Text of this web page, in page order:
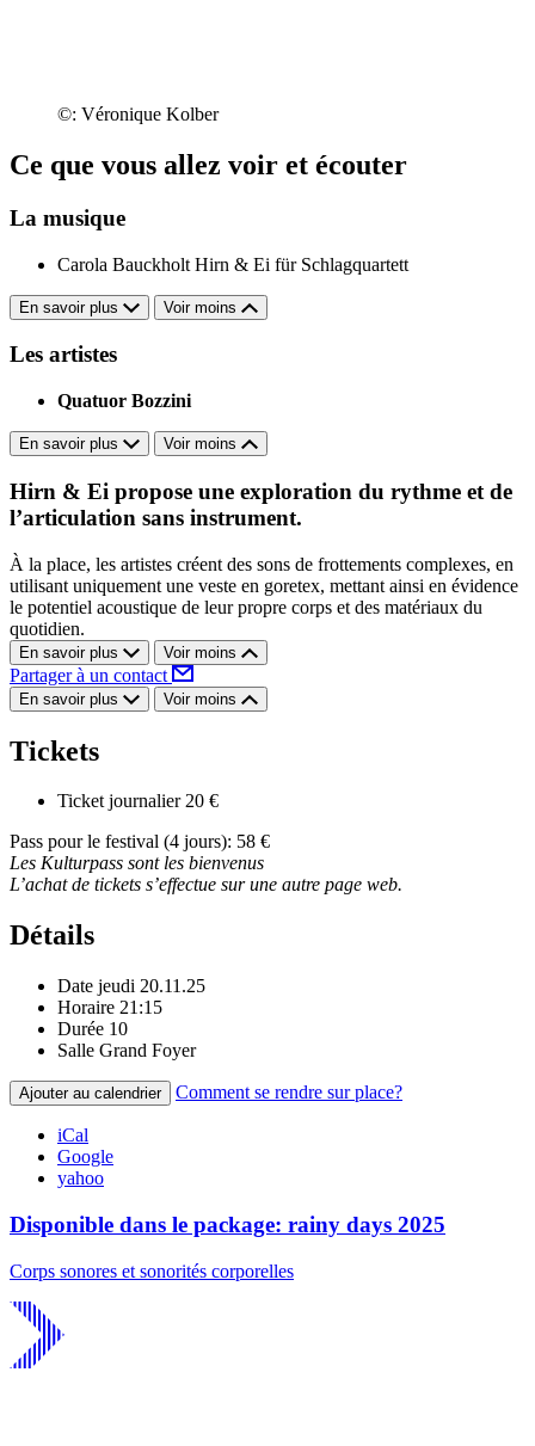
©: Véronique Kolber
Ce que vous allez voir et écouter
La musique
Carola Bauckholt Hirn & Ei für Schlagquartett
En savoir plus Voir moins
Les artistes
Quatuor Bozzini
En savoir plus Voir moins
Hirn & Ei propose une exploration du rythme et de
l’articulation sans instrument.
À la place, les artistes créent des sons de frottements complexes, en
utilisant uniquement une veste en goretex, mettant ainsi en évidence
le potentiel acoustique de leur propre corps et des matériaux du
quotidien.
En savoir plus Voir moins
Partager à un contact
En savoir plus Voir moins
Tickets
Ticket journalier 20 €
Pass pour le festival (4 jours): 58 €
Les Kulturpass sont les bienvenus
L’achat de tickets s’effectue sur une autre page web.
Détails
Date jeudi 20.11.25
Horaire 21:15
Durée 10
Salle Grand Foyer
Ajouter au calendrier Comment se rendre sur place?
iCal
Google
yahoo
Disponible dans le package: rainy days 2025
Corps sonores et sonorités corporelles